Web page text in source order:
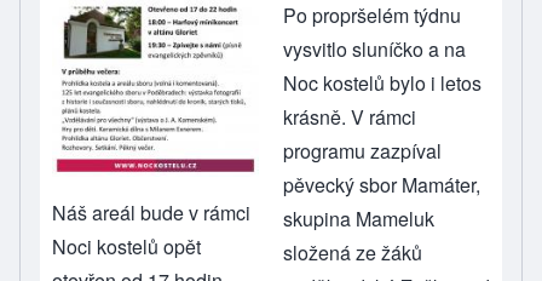
Náš areál bude v rámci
Noci kostelů opět
Po propršelém týdnu
vysvitlo sluníčko a na
Noc kostelů bylo i letos
krásně. V rámci
programu zazpíval
pěvecký sbor Mamáter,
skupina Mameluk
složená ze žáků